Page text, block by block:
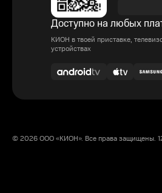
Доступно на любых
КИОН в твоей приставке,
устройствах
© 2026 ООО «КИОН». Все права защищены.